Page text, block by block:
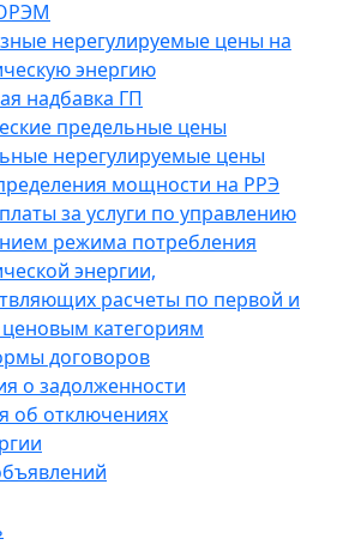
нерегулируемые цены на
энергию
надбавка ГП
предельные цены
нерегулируемые цены
мощности на РРЭ
за услуги по управлению
режима потребления
энергии,
расчеты по первой и
категориям
договоров
о задолженности
об отключениях